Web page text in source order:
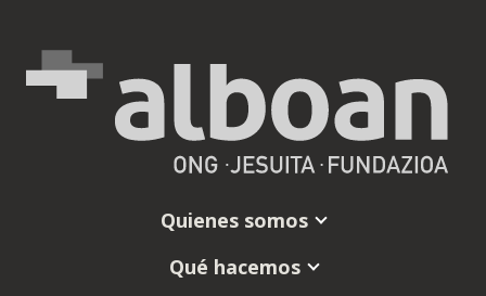
Quienes somos
Qué hacemos